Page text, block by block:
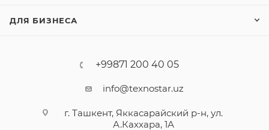
ДЛЯ БИЗНЕСА
+99871 200 40 05
info@texnostar.uz
г. Ташкент, Яккасарайский р-н, ул.
А.Каххара, 1А